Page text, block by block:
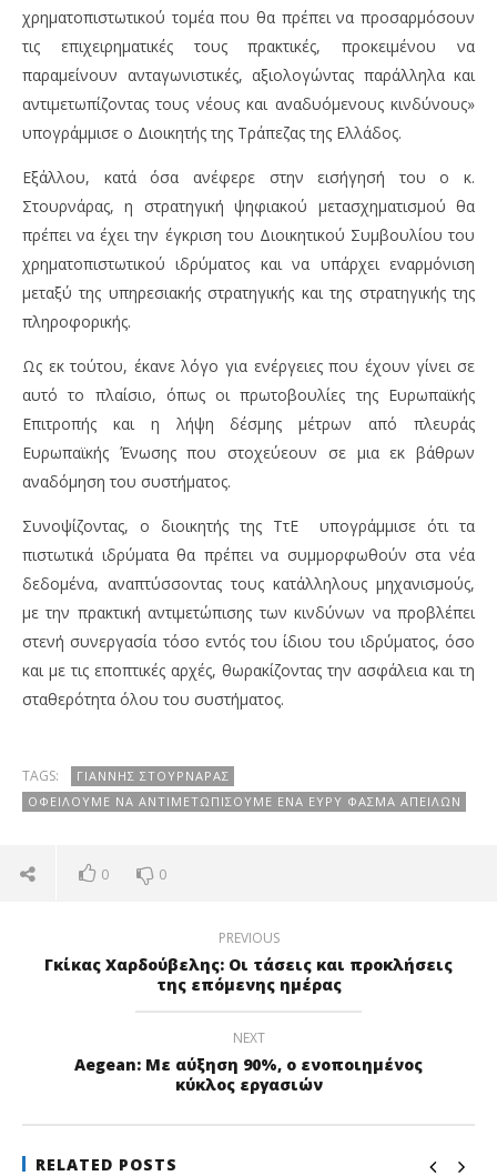
χρηματοπιστωτικού τομέα που θα πρέπει να προσαρμόσουν
τις επιχειρηματικές τους πρακτικές, προκειμένου να
παραμείνουν ανταγωνιστικές, αξιολογώντας παράλληλα και
αντιμετωπίζοντας τους νέους και αναδυόμενους κινδύνους»
υπογράμμισε ο Διοικητής της Τράπεζας της Ελλάδος.
Εξάλλου, κατά όσα ανέφερε στην εισήγησή του ο κ.
Στουρνάρας, η στρατηγική ψηφιακού μετασχηματισμού θα
πρέπει να έχει την έγκριση του Διοικητικού Συμβουλίου του
χρηματοπιστωτικού ιδρύματος και να υπάρχει εναρμόνιση
μεταξύ της υπηρεσιακής στρατηγικής και της στρατηγικής της
πληροφορικής.
Ως εκ τούτου, έκανε λόγο για ενέργειες που έχουν γίνει σε
αυτό το πλαίσιο, όπως οι πρωτοβουλίες της Ευρωπαϊκής
Επιτροπής και η λήψη δέσμης μέτρων από πλευράς
Ευρωπαϊκής Ένωσης που στοχεύεουν σε μια εκ βάθρων
αναδόμηση του συστήματος.
Συνοψίζοντας, ο διοικητής της ΤτΕ υπογράμμισε ότι τα
πιστωτικά ιδρύματα θα πρέπει να συμμορφωθούν στα νέα
δεδομένα, αναπτύσσοντας τους κατάλληλους μηχανισμούς,
με την πρακτική αντιμετώπισης των κινδύνων να προβλέπει
στενή συνεργασία τόσο εντός του ίδιου του ιδρύματος, όσο
και με τις εποπτικές αρχές, θωρακίζοντας την ασφάλεια και τη
σταθερότητα όλου του συστήματος.
TAGS:
ΓΙΆΝΝΗΣ ΣΤΟΥΡΝΆΡΑΣ
ΟΦΕΊΛΟΥΜΕ ΝΑ ΑΝΤΙΜΕΤΩΠΊΣΟΥΜΕ ΈΝΑ ΕΥΡΎ ΦΆΣΜΑ ΑΠΕΙΛΏΝ
0 0
PREVIOUS
Γκίκας Χαρδούβελης: Οι τάσεις και προκλήσεις
της επόμενης ημέρας
NEXT
Aegean: Με αύξηση 90%, ο ενοποιημένος
κύκλος εργασιών
RELATED POSTS